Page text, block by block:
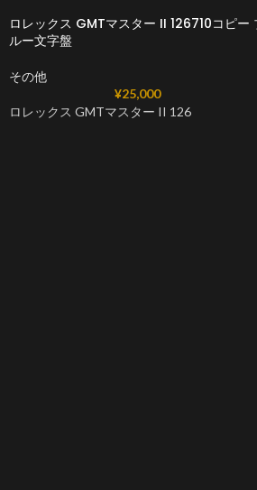
ロレックス GMTマスター II 126710コピー
ルー文字盤
その他
¥25,000
ロレックス GMTマスター II 126